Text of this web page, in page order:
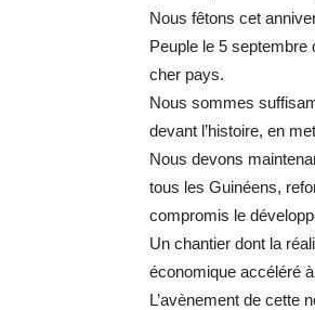
Nous fêtons cet
Peuple le 5 septembre
cher pays.
Nous sommes
devant l’histoire, en
Nous devons
tous les Guinéens,
compromis le
Un chantier dont la
économique accéléré
L’avènement de cette